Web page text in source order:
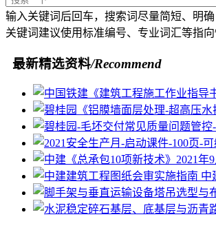
输入关键词后回车，搜索词尽量简短、明确
关键词建议使用标准编号、专业词汇等指向
最新精选资料/Recommend
中